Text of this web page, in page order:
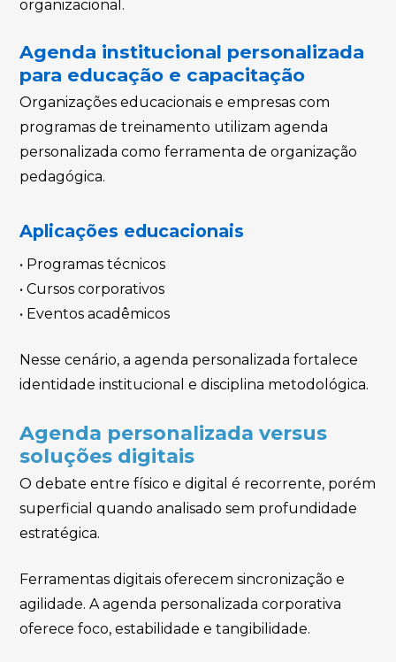
organizacional.
Agenda institucional personalizada
para educação e capacitação
Organizações educacionais e empresas com
programas de treinamento utilizam agenda
personalizada como ferramenta de organização
pedagógica.
Aplicações educacionais
• Programas técnicos
• Cursos corporativos
• Eventos acadêmicos
Nesse cenário, a agenda personalizada fortalece
identidade institucional e disciplina metodológica.
Agenda personalizada versus
soluções digitais
O debate entre físico e digital é recorrente, porém
superficial quando analisado sem profundidade
estratégica.
Ferramentas digitais oferecem sincronização e
agilidade. A agenda personalizada corporativa
oferece foco, estabilidade e tangibilidade.